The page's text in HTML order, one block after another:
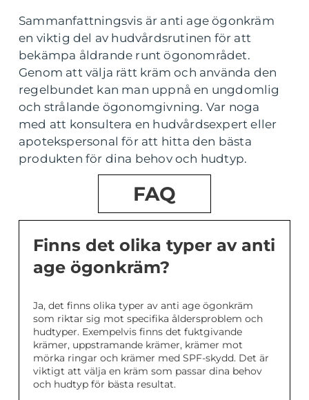
Sammanfattningsvis är anti age ögonkräm
en viktig del av hudvårdsrutinen för att
bekämpa åldrande runt ögonområdet.
Genom att välja rätt kräm och använda den
regelbundet kan man uppnå en ungdomlig
och strålande ögonomgivning. Var noga
med att konsultera en hudvårdsexpert eller
apotekspersonal för att hitta den bästa
produkten för dina behov och hudtyp.
FAQ
Finns det olika typer av anti
age ögonkräm?
Ja, det finns olika typer av anti age ögonkräm
som riktar sig mot specifika åldersproblem och
hudtyper. Exempelvis finns det fuktgivande
krämer, uppstramande krämer, krämer mot
mörka ringar och krämer med SPF-skydd. Det är
viktigt att välja en kräm som passar dina behov
och hudtyp för bästa resultat.